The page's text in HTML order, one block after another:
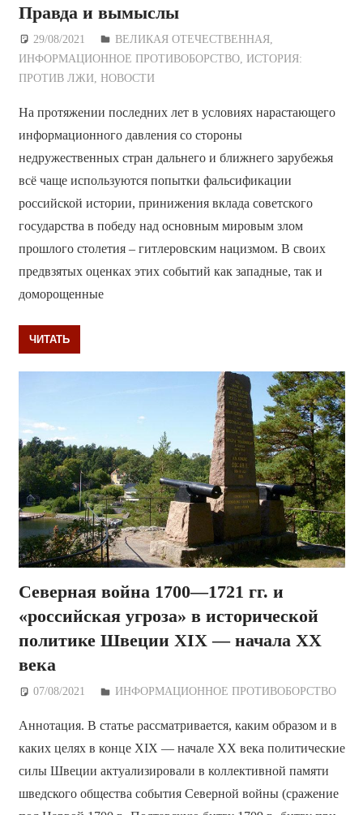
Правда и вымыслы
29/08/2021 Дежурный по Редакции
ВЕЛИКАЯ ОТЕЧЕСТВЕННАЯ
ИНФОРМАЦИОННОЕ ПРОТИВОБОРСТВО, ИСТОРИЯ:
ПРОТИВ ЛЖИ, НОВОСТИ
На протяжении последних лет в условиях нарастающего
информационного давления со стороны
недружественных стран дальнего и ближнего зарубежья
всё чаще используются попытки фальсификации
российской истории, принижения вклада советского
государства в победу над основным мировым злом
прошлого столетия – гитлеровским нацизмом. В своих
предвзятых оценках этих событий как западные, так и
доморощенные
ЧИТАТЬ
Северная война 1700—1721 гг. и
«российская угроза» в исторической
политике Швеции XIX — начала ХХ
века
07/08/2021 Дежурный по Редакции
ИНФОРМАЦИОННОЕ ПРОТИВОБОРСТВО
Аннотация. В статье рассматривается, каким образом и в
каких целях в конце XIX — начале XX века политические
силы Швеции актуализировали в коллективной памяти
шведского общества события Северной войны (сражение